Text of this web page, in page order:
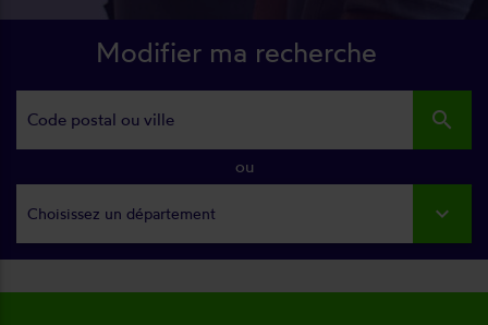
Modifier ma recherche
search
ou
Choisissez un département